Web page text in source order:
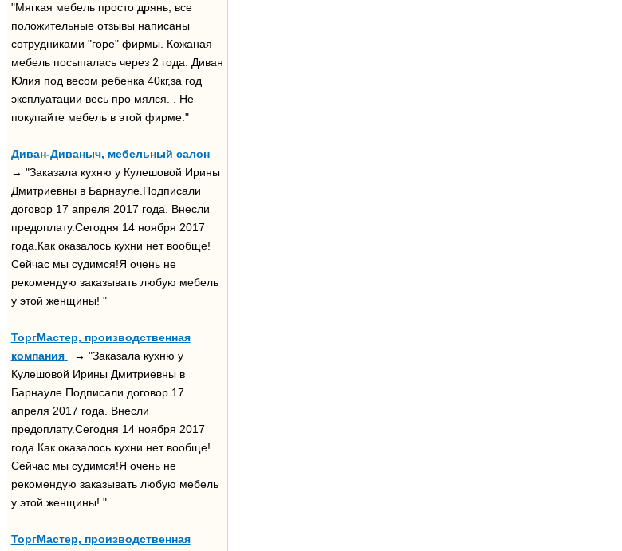
"Мягкая мебель просто дрянь, все
положительные отзывы написаны
сотрудниками "горе" фирмы. Кожаная
мебель посыпалась через 2 года. Диван
Юлия под весом ребенка 40кг,за год
эксплуатации весь про мялся. . Не
покупайте мебель в этой фирме."
Диван-Диваныч, мебельный салон
→ "Заказала кухню у Кулешовой Ирины
Дмитриевны в Барнауле.Подписали
договор 17 апреля 2017 года. Внесли
предоплату.Сегодня 14 ноября 2017
года.Как оказалось кухни нет вообще!
Сейчас мы судимся!Я очень не
рекомендую заказывать любую мебель
у этой женщины! "
ТоргМастер, производственная
компания
→ "Заказала кухню у
Кулешовой Ирины Дмитриевны в
Барнауле.Подписали договор 17
апреля 2017 года. Внесли
предоплату.Сегодня 14 ноября 2017
года.Как оказалось кухни нет вообще!
Сейчас мы судимся!Я очень не
рекомендую заказывать любую мебель
у этой женщины! "
ТоргМастер, производственная